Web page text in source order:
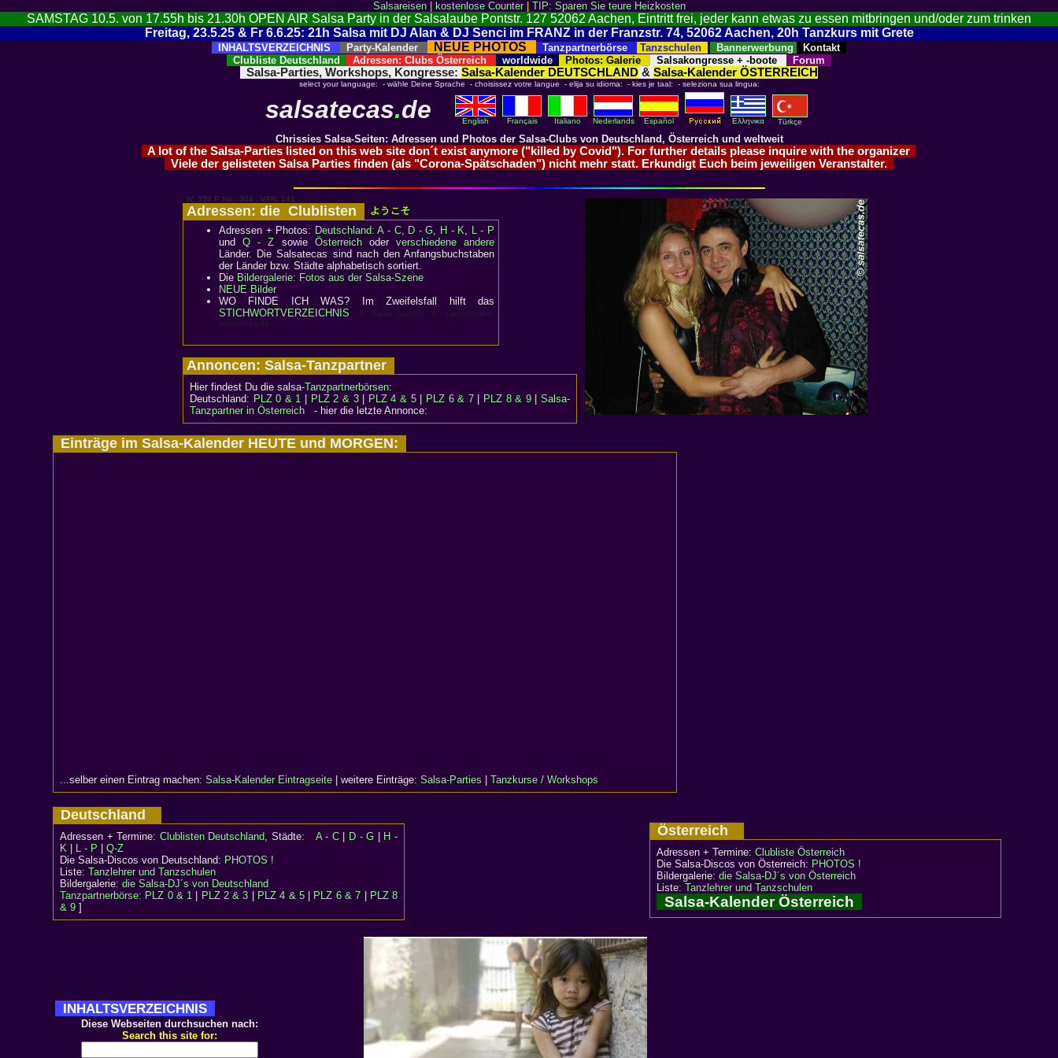
Salsareisen| kostenlose Counter| TIP: Sparen Sie teure Heizkosten
SAMSTAG 10.5. von 17.55h bis 21.30h OPEN AIR Salsa Party in der Salsalaube Pontstr. 127 52062 Aachen, Eintritt frei, jeder kann etwas zu essen mitbringen und/oder zum trinken
Freitag, 23.5.25 & Fr 6.6.25: 21h Salsa mit DJ Alan & DJ Senci im FRANZ in der Franzstr. 74, 52062 Aachen, 20h Tanzkurs mit Grete
INHALTSVERZEICHNIS Party-Kalender NEUE PHOTOS Tanzpartnerbörse Tanzschulen Bannerwerbung
Kontakt
Clubliste Deutschland
Adressen: Clubs Österreich worldwide Photos: Galerie Salsakongresse + -boote Forum
Salsa-Parties, Workshops, Kongresse: Salsa-Kalender DEUTSCHLAND & Salsa-Kalender ÖSTERREICH
select your language: - wähle Deine Sprache - choisissez votre langue - elija su idioma: - kies je taal: - seleziona sua lingua:
salsatecas.de English Français Italiano Nederlands Español Eλληνικα Türkçe
Chrissies Salsa-Seiten: Adressen und Photos der Salsa-Clubs von Deutschland, Österreich und weltweit
A lot of the Salsa-Parties listed on this web site don´t exist anymore ("killed by Covid"). For further details please inquire with the organizer
Viele der gelisteten Salsa Parties finden (als "Corona-Spätschaden") nicht mehr statt. Erkundigt Euch beim jeweiligen Veranstalter.
W: 359 P No.: 304 ; VAR: 141
Adressen: die Clublisten
Adressen + Photos: Deutschland: A - C, D - G, H - K, L - P
undQ - Z sowie Österreichoder verschiedene andere
Länder. Die Salsatecas sind nach den Anfangsbuchstaben
der Länder bzw. Städte alphabetisch sortiert.
Die Bildergalerie: Fotos aus der Salsa-Szene
NEUE Bilder
WO FINDE ICH WAS? Im Zweifelsfall hilft das
STICHWORTVERZEICHNIS
© Salsa tanzen in Deutschland:
salsatecas.de
Annoncen: Salsa-Tanzpartner
Hier findest Du die salsa-Tanzpartnerbörsen:
Deutschland: PLZ 0 & 1 PLZ 2 & 3| PLZ 4 & 5| PLZ 6 & 7| PLZ 8 & 9|Salsa-
Tanzpartner in Österreich - hier die letzte Annonce:
Einträge im Salsa-Kalender HEUTE und MORGEN:
...selber einen Eintrag machen: Salsa-Kalender Eintragseite | weitere Einträge: Salsa-Parties Tanzkurse / Workshops
Deutschland
Adressen + Termine: Clublisten Deutschland, Städte: A - C| D - G
H -
K
L - P
Q-Z
Die Salsa-Discos von Deutschland: PHOTOS !
Liste: Tanzlehrer und Tanzschulen
Bildergalerie: die Salsa-DJ´s von Deutschland
Tanzpartnerbörse: PLZ 0 & 1 PLZ 2 & 3 PLZ 4 & 5| PLZ 6 & 7
PLZ 8
& 9 ]
Österreich
Adressen + Termine: Clubliste Österreich
Die Salsa-Discos von Österreich: PHOTOS !
Bildergalerie: die Salsa-DJ´s von Österreich
Liste: Tanzlehrer und Tanzschulen
Salsa-Kalender Österreich
INHALTSVERZEICHNIS
Diese Webseiten durchsuchen nach:
Search this site for: